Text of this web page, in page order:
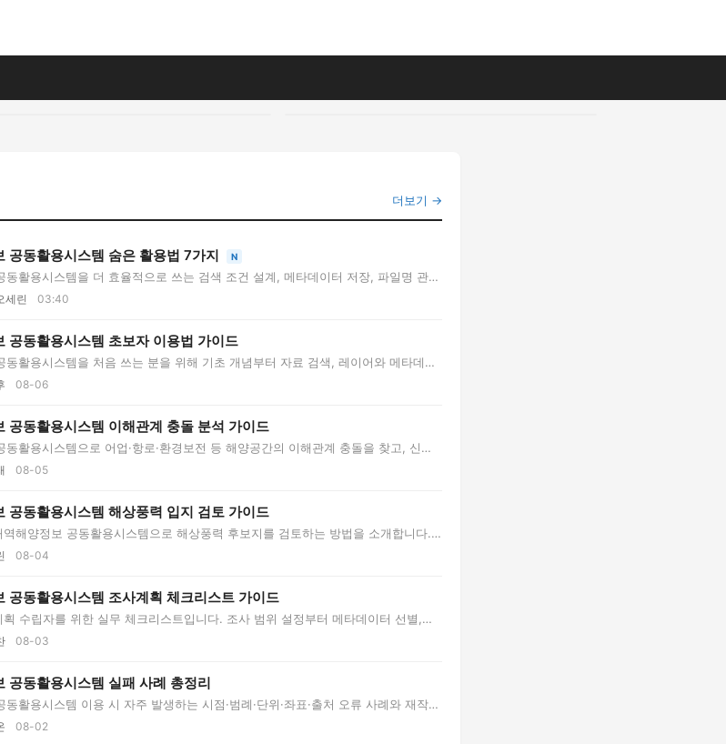
공동활용시스템 숨은 활용법 7가지 N
동활용시스템을 더 효율적으로 쓰는 검색 조건 설계, 메타데이터 저장, 파일명 관
세린 03:40
공동활용시스템 초보자 이용법 가이드
동활용시스템을 처음 쓰는 분을 위해 기초 개념부터 자료 검색, 레이어와 메타데
08-06
공동활용시스템 이해관계 충돌 분석 가이드
동활용시스템으로 어업·항로·환경보전 등 해양공간의 이해관계 충돌을 찾고, 신뢰
08-05
공동활용시스템 해상풍력 입지 검토 가이드
해양정보 공동활용시스템으로 해상풍력 후보지를 검토하는 방법을 소개합니다.
08-04
공동활용시스템 조사계획 체크리스트 가이드
수립자를 위한 실무 체크리스트입니다. 조사 범위 설정부터 메타데이터 선별,
08-03
공동활용시스템 실패 사례 총정리
동활용시스템 이용 시 자주 발생하는 시점·범례·단위·좌표·출처 오류 사례와 재작
08-02
더보기 →